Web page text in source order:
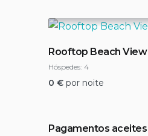
Rooftop Beach View
Hóspedes: 4
0 € por noite
Pagamentos aceites